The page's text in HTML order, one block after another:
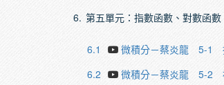
6. 第五單元：指數函數、對數函數
6.1
微積分－蔡炎龍 5-1
6.2
微積分－蔡炎龍 5-2